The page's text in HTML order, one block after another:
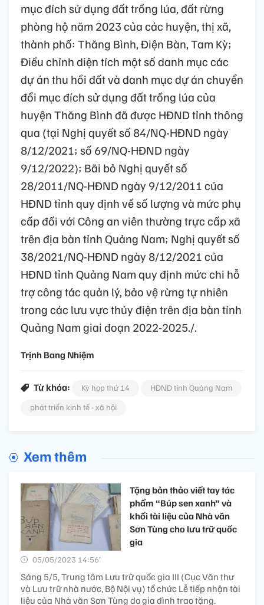
mục đích sử dụng đất trồng lúa, đất rừng
phòng hộ năm 2023 của các huyện, thị xã,
thành phố: Thăng Bình, Điện Bàn, Tam Kỳ;
Điều chỉnh diện tích một số danh mục các
dự án thu hồi đất và danh mục dự án chuyển
đổi mục đích sử dụng đất trồng lúa của
huyện Thăng Bình đã được HĐND tỉnh thông
qua (tại Nghị quyết số 84/NQ-HĐND ngày
8/12/2021; số 69/NQ-HĐND ngày
9/12/2022); Bãi bỏ Nghị quyết số
28/2011/NQ-HĐND ngày 9/12/2011 của
HĐND tỉnh quy định về số lượng và mức phụ
cấp đối với Công an viên thường trực cấp xã
trên địa bàn tỉnh Quảng Nam; Nghị quyết số
38/2021/NQ-HĐND ngày 8/12/2021 của
HĐND tỉnh Quảng Nam quy định mức chi hỗ
trợ công tác quản lý, bảo vệ rừng tự nhiên
trong các lưu vực thủy điện trên địa bàn tỉnh
Quảng Nam giai đoạn 2022-2025./.
Trịnh Bang Nhiệm
Từ khóa: Kỳ họp thứ 14
HĐND tỉnh Quảng Nam
phát triển kinh tế - xã hội
Xem thêm
Tặng bản thảo viết tay tác
phẩm “Búp sen xanh” và
khối tài liệu của Nhà văn
Sơn Tùng cho lưu trữ quốc
gia
05/05/2023 14:56’
Sáng 5/5, Trung tâm Lưu trữ quốc gia III (Cục Văn thư
và Lưu trữ nhà nước, Bộ Nội vụ) tổ chức Lễ tiếp nhận tài
liệu của Nhà văn Sơn Tùng do gia đình trao tặng.